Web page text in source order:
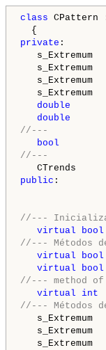
class CPattern
private :
s_Extremum
s_Extremum
double
double
//---
bool
//---
public :
//---
virtual
bool
//--- Métodos
virtual
bool
virtual
bool
//--- method of
virtual
int
//--- Métodos
s_Extremum
s_Extremum
s_Extremum